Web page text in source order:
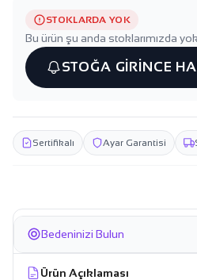
STOKLARDA YOK
Bu ürün şu anda stoklarımızda
STOĞA GİRİNCE
Sertifikalı Ayar Garantisi
Bedeninizi Bulun
Ürün Açıklaması